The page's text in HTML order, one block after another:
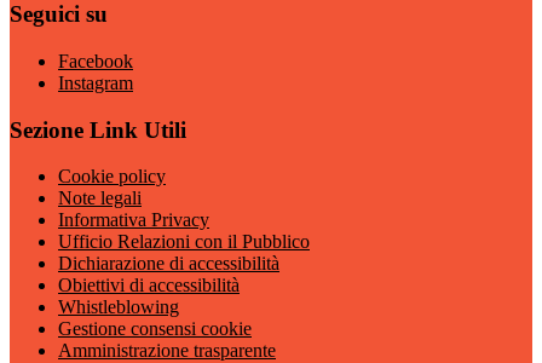
Seguici su
Facebook
Instagram
Sezione Link Utili
Cookie policy
Note legali
Informativa Privacy
Ufficio Relazioni con il Pubblico
Dichiarazione di accessibilità
Obiettivi di accessibilità
Whistleblowing
Gestione consensi cookie
Amministrazione trasparente